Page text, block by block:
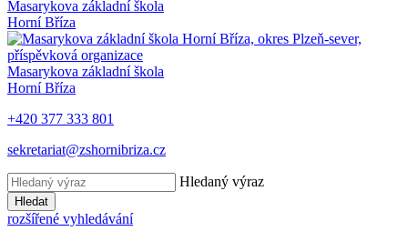
Masarykova základní škola
Horní Bříza
Masarykova základní škola
Horní Bříza
+420 377 333 801
sekretariat@zshornibriza.cz
Hledaný výraz
Hledat
rozšířené vyhledávání